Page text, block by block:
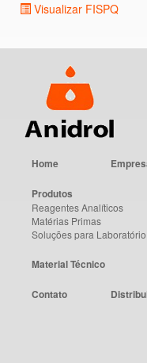
Visualizar FISPQ
Home
Produtos
Reagentes Analíticos
Matérias Primas
Soluções para Laboratório
Material Técnico
Contato